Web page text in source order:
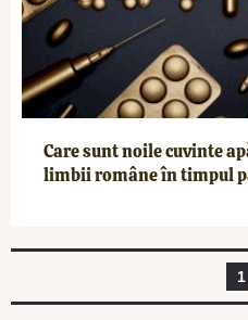
Care sunt noile cuvinte
limbii române în timpul
1